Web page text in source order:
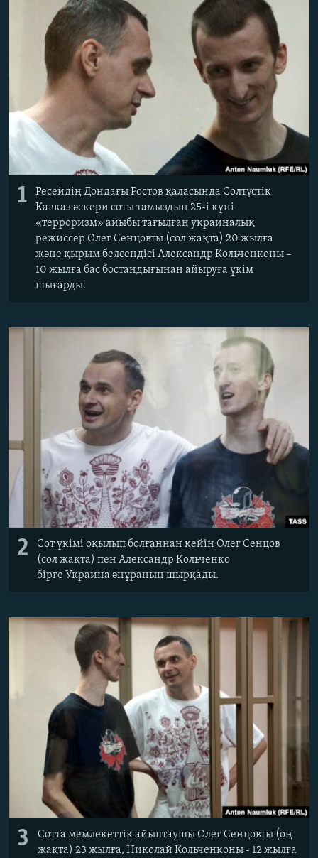
ЖАЗЫЛЫҢЫЗ
Басқа тілдерде
1
Ресейдің Дондағы Ростов қаласында Солтүстік
Кавказ әскери соты тамыздың 25-і күні
«терроризм» айыбы тағылған украиналық
режиссер Олег Сенцовты (сол жақта) 20 жылға
және қырым белсендісі Александр Кольченконы –
10 жылға бас бостандығынан айыруға үкім
шығарды.
2
Сот үкімі оқылып болғаннан кейін Олег Сенцов
(сол жақта) пен Александр Кольченко
бірге Украина әнұранын шырқады.
3
Сотта мемлекеттік айыптаушы Олег Сенцовты (оң
жақта) 23 жылға, Николай Кольченконы - 12 жылға